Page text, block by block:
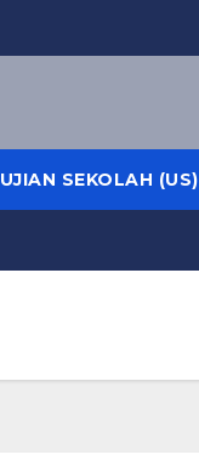
UJIAN SEKOLAH (US)